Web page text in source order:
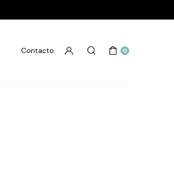
Contacto 0